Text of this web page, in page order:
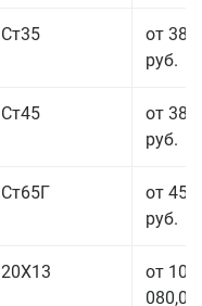
Ст35
от 38
руб.
Ст45
от 38
руб.
Ст65Г
от 45
руб.
20Х13
от 103
080,00